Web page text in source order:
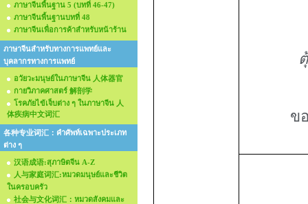
ภาษาจีนพื้นฐาน 5 (บทที่ 46-47)
ภาษาจีนพื้นฐานบทที่ 48
ภาษาจีนเพื่อการค้าสำหรับหน้าร้าน
ภาษาจีนสำหรับทางการแพทย์และ
บุคลากรทางการแพทย์
อวัยวะมนุษย์ในภาษาจีน 人体器官
กายวิภาคศาสตร์ 解剖学
โรคภัยไข้เจ็บต่าง ๆ ในภาษาจีน 人
体疾病中文词汇
各种专业词汇：คำศัพท์เฉพาะประเภท
ต่าง ๆ
汉语成语:สุภาษิตจีน A-Z
人与家庭词汇:หมวดมนุษย์และชีวิต
ในครอบครัว
社会与文化词汇：หมวดสังคมและ
ข